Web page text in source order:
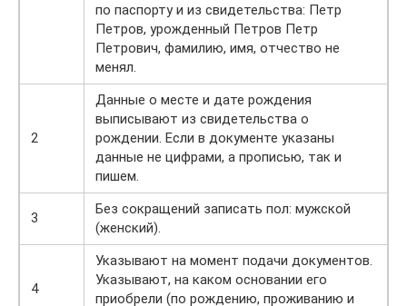
по паспорту и из свидетельства: Петр
Петров, урожденный Петров Петр
Петрович, фамилию, имя, отчество не
менял.
2
Данные о месте и дате рождения
выписывают из свидетельства о
рождении. Если в документе указаны
данные не цифрами, а прописью, так и
пишем.
3
Без сокращений записать пол: мужской
(женский).
4
Указывают на момент подачи документов.
Указывают, на каком основании его
приобрели (по рождению, проживанию и